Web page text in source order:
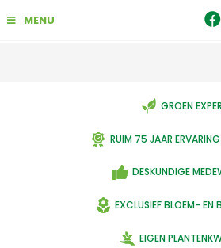
GROEN
RUIM 75 JAAR
DESKUNDIGE
EXCLUSIEF BLOEM- EN
EIGEN
MENU